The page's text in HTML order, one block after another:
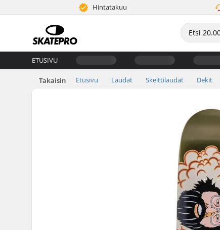
Hintatakuu
ETUSIVU
Takaisin Etusivu Laudat Skeittilaudat Dekit